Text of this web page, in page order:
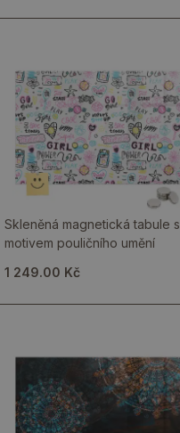
Skleněná magnetická tabule s
motivem pouličního umění
1 249.00 Kč